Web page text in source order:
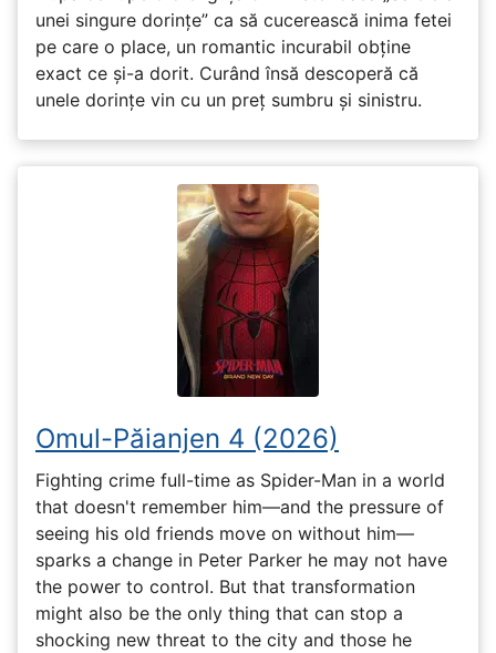
unei singure dorințe” ca să cucerească inima fetei
pe care o place, un romantic incurabil obține
exact ce și-a dorit. Curând însă descoperă că
unele dorințe vin cu un preț sumbru și sinistru.
Omul-Păianjen 4 (2026)
Fighting crime full-time as Spider-Man in a world
that doesn't remember him—and the pressure of
seeing his old friends move on without him—
sparks a change in Peter Parker he may not have
the power to control. But that transformation
might also be the only thing that can stop a
shocking new threat to the city and those he